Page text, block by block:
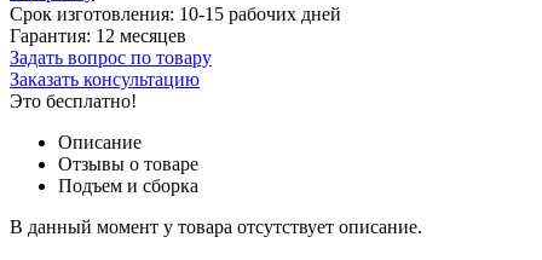
Срок изготовления: 10-15 рабочих дней
Гарантия: 12 месяцев
Задать вопрос по товару
Заказать консультацию
Это бесплатно!
Описание
Отзывы о товаре
Подъем и сборка
В данный момент у товара отсутствует описание.